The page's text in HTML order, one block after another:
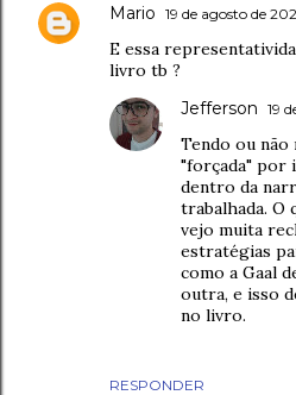
Mario 19 de agosto de
E essa
livro tb ?
RESPONDER
Jefferson 19
Tendo ou não
"forçada" por
dentro da
trabalhada. O
vejo muita
estratégias
como a Gaal
outra, e isso
no livro.